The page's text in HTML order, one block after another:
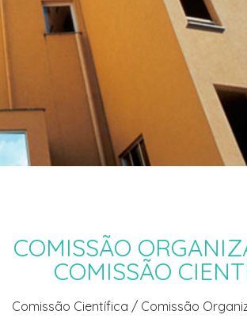
COMISSÃO
COMISSÃO
Comissão Científica / Comissão